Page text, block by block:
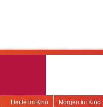
Morgen im Kino
Heute im Kino